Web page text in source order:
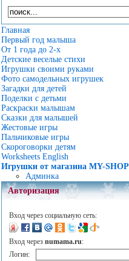
Главная
Первый год малыша
От 1 года до 2-х
Детские веселые стихи
Игрушки своими руками
Фото самодельных игрушек
Загадки для детей
Поделки с детьми
Раскраски малышам
Сказки для малышей
Жестовые игры
Пальчиковые игры
Скороговорки детям
Worksheets English
Игрушки от магазина MY-SHOP
Админка
Авторизация
Вход через социальную сеть:
Вход через numama.ru:
Логин: